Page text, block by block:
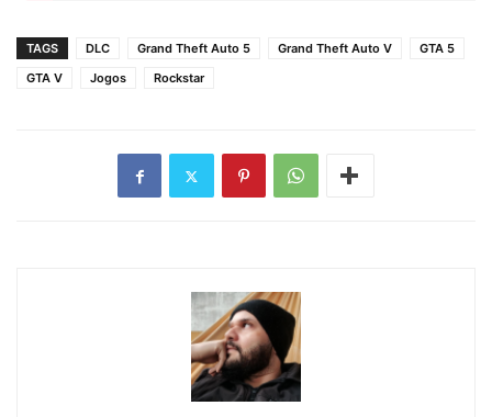
TAGS DLC Grand Theft Auto 5 Grand Theft Auto V
GTA 5
GTA V
Jogos Rockstar